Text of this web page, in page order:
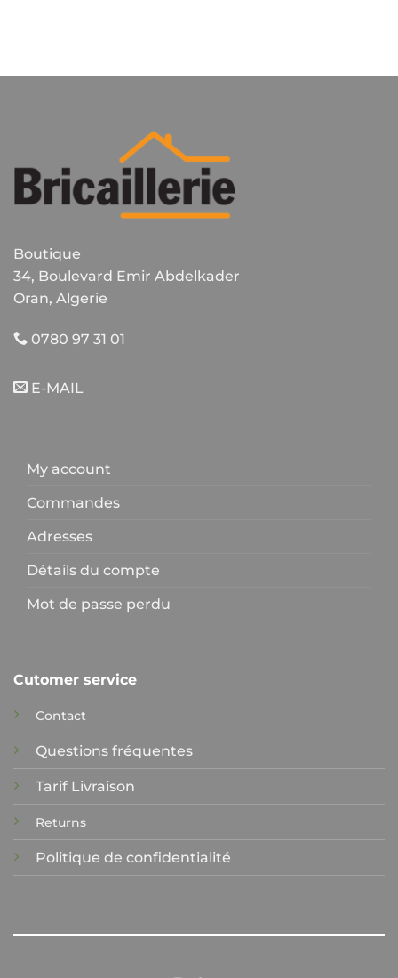
Boutique
34, Boulevard Emir Abdelkader
Oran, Algerie
0780 97 31 01
E-MAIL
My account
Commandes
Adresses
Détails du compte
Mot de passe perdu
Cutomer service
Contact
Questions fréquentes
Tarif Livraison
Returns
Politique de confidentialité